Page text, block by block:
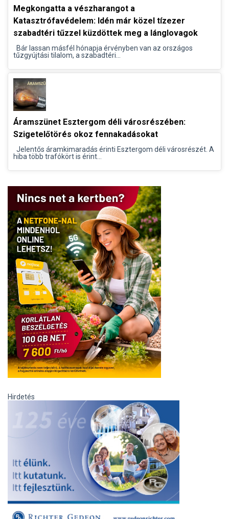
Megkongatta a vészharangot a
Katasztrófavédelem: Idén már közel tízezer
szabadtéri tűzzel küzdöttek meg a lánglovagok
Bár lassan másfél hónapja érvényben van az országos
tűzgyújtási tilalom, a szabadtéri...
Áramszünet Esztergom déli városrészében:
Szigetelőtörés okoz fennakadásokat
Jelentős áramkimaradás érinti Esztergom déli városrészét. A
hiba több trafókört is érint...
Hirdetés